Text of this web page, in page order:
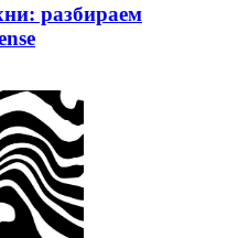
разбираем